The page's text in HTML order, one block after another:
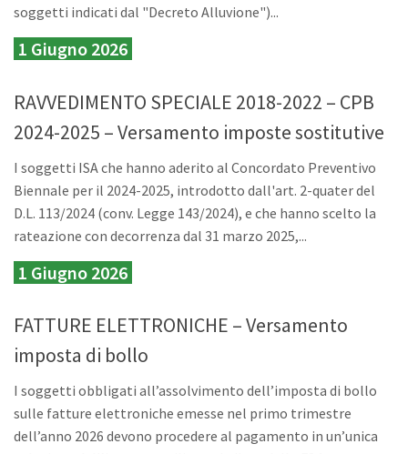
soggetti indicati dal "Decreto Alluvione")...
1 Giugno 2026
RAVVEDIMENTO SPECIALE 2018-2022 – CPB
2024-2025 – Versamento imposte sostitutive
I soggetti ISA che hanno aderito al Concordato Preventivo
Biennale per il 2024-2025, introdotto dall'art. 2-quater del
D.L. 113/2024 (conv. Legge 143/2024), e che hanno scelto la
rateazione con decorrenza dal 31 marzo 2025,...
1 Giugno 2026
FATTURE ELETTRONICHE – Versamento
imposta di bollo
I soggetti obbligati all’assolvimento dell’imposta di bollo
sulle fatture elettroniche emesse nel primo trimestre
dell’anno 2026 devono procedere al pagamento in un’unica